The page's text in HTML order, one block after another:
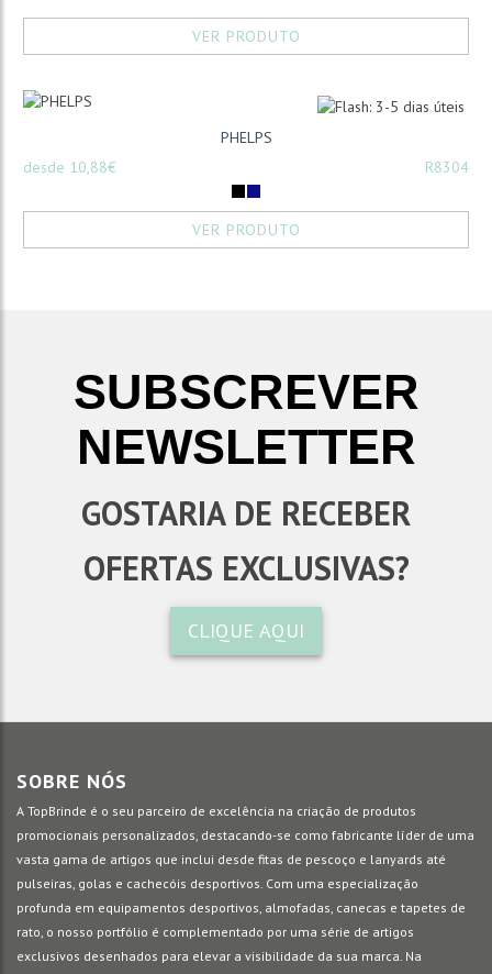
VER PRODUTO
PHELPS
desde 10,88€
R8304
VER PRODUTO
SUBSCREVER
NEWSLETTER
GOSTARIA DE RECEBER
OFERTAS EXCLUSIVAS?
CLIQUE AQUI
SOBRE NÓS
A TopBrinde é o seu parceiro de excelência na criação de produtos
promocionais personalizados, destacando-se como fabricante líder de uma
vasta gama de artigos que inclui desde fitas de pescoço e lanyards até
pulseiras, golas e cachecóis desportivos. Com uma especialização
profunda em equipamentos desportivos, almofadas, canecas e tapetes de
rato, o nosso portfólio é complementado por uma série de artigos
exclusivos desenhados para elevar a visibilidade da sua marca. Na